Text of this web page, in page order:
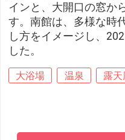
インと、大開口の窓か
す。南館は、多様な時
し方をイメージし、
した。
大浴場 温泉 露天